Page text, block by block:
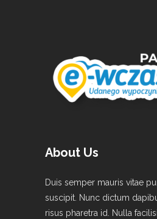
About Us
Duis semper mauris vitae
suscipit. Nunc dictum
risus pharetra id. Nulla